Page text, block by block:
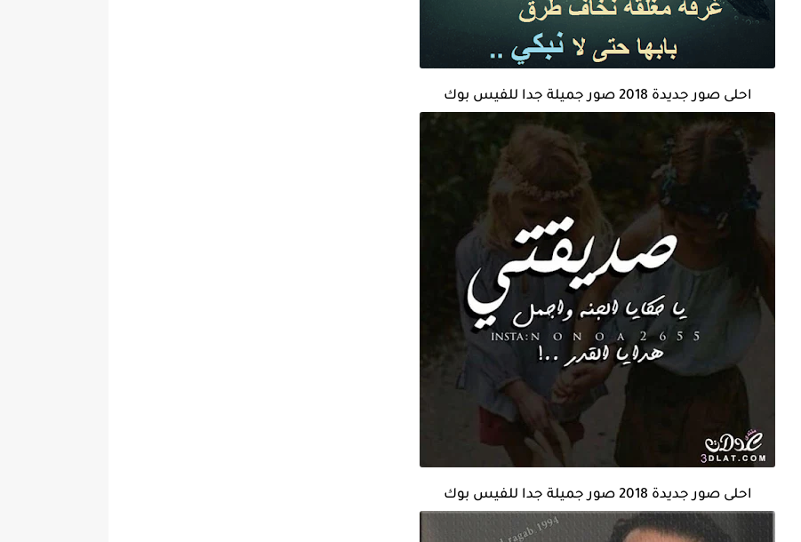
احلى صور جديدة 2018 صور جميلة جدا للفيس بوك
احلى صور جديدة 2018 صور جميلة جدا للفيس بوك